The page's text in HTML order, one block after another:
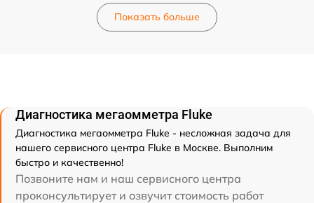
Показать больше
Диагностика мегаомметра Fluke
Диагностика мегаомметра Fluke - несложная задача для
нашего сервисного центра Fluke в Москве. Выполним
быстро и качественно!
Позвоните нам и наш сервисного центра
проконсультирует и озвучит стоимость работ